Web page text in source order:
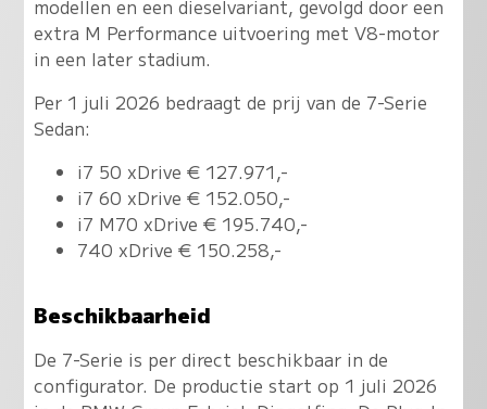
modellen en een dieselvariant, gevolgd door een
extra M Performance uitvoering met V8-motor
in een later stadium.
Per 1 juli 2026 bedraagt de prij van de 7-Serie
Sedan:
i7 50 xDrive € 127.971,-
i7 60 xDrive € 152.050,-
i7 M70 xDrive € 195.740,-
740 xDrive € 150.258,-
Beschikbaarheid
De 7-Serie is per direct beschikbaar in de
configurator. De productie start op 1 juli 2026